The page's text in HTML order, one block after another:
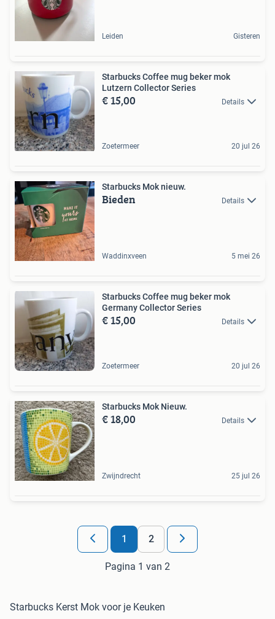
Leiden Gisteren
Starbucks Coffee mug beker mok
Lutzern Collector Series
€ 15,00 Details
Zoetermeer 20 jul 26
Starbucks Mok nieuw.
Bieden Details
Waddinxveen 5 mei 26
Starbucks Coffee mug beker mok
Germany Collector Series
€ 15,00 Details
Zoetermeer 20 jul 26
Starbucks Mok Nieuw.
€ 18,00 Details
Zwijndrecht 25 jul 26
1 2
Pagina 1 van 2
Starbucks Kerst Mok voor je Keuken